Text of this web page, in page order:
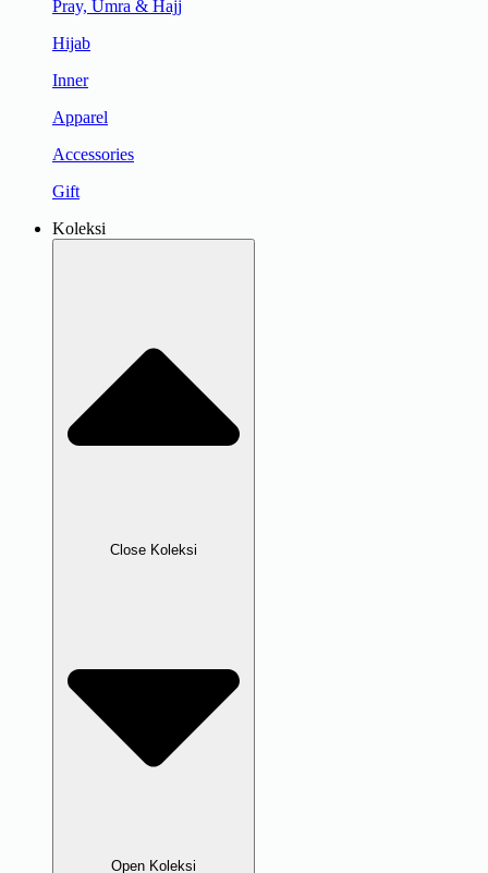
Pray, Umra & Hajj
Hijab
Inner
Apparel
Accessories
Gift
Koleksi
Close Koleksi
Open Koleksi